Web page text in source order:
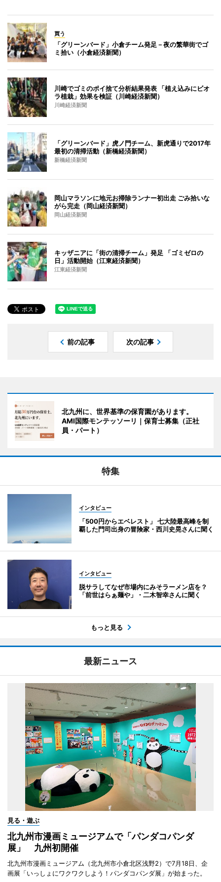
買う
「グリーンバード」小倉チーム発足－夜の繁華街でゴ
ミ拾い（小倉経済新聞）
川崎でゴミのポイ捨て分析結果発表 「植え込みにビオ
ラ植栽」効果を検証（川崎経済新聞）
川崎経済新聞
「グリーンバード」虎ノ門チーム、新虎通りで2017年
最初の清掃活動（新橋経済新聞）
新橋経済新聞
岡山マラソンに地元お掃除ランナー初出走 ごみ拾いな
がら完走（岡山経済新聞）
岡山経済新聞
キッザニアに「街の清掃チーム」発足 「ゴミゼロの
日」活動開始（江東経済新聞）
江東経済新聞
前の記事 次の記事
北九州に、世界基準の保育園があります。
AMI国際モンテッソーリ｜保育士募集（正社
員・パート）
特集
インタビュー
「500円からエベレスト」 七大陸最高峰を制
覇した門司出身の冒険家・西川史晃さんに聞く
インタビュー
脱サラしてなぜ市場内にみそラーメン店を？
「前世はらぁ麺や」・二木智幸さんに聞く
もっと見る
最新ニュース
見る・遊ぶ
北九州市漫画ミュージアムで「パンダコパンダ
展」 九州初開催
北九州市漫画ミュージアム（北九州市小倉北区浅野2）で7月18日、企
画展「いっしょにワクワクしよう！パンダコパンダ展」が始まった。